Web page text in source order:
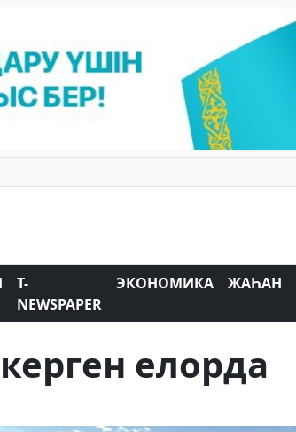
T-
NEWSPAPER
ЭКОНОМИКА ЖАҺАН
елорда